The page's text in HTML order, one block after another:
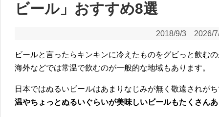
ビール」おすすめ8選
2018/9/3 2026/
ビールと言ったらキンキンに冷えたものをグビっと飲む
海外などでは常温で飲むのが一般的な地域もあります。
日本ではぬるいビールはあまりなじみが無く敬遠されが
温やちょっとぬるいぐらいが美味しいビールもたくさん